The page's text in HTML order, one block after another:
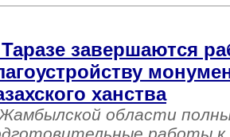
завершаются
ханства
области